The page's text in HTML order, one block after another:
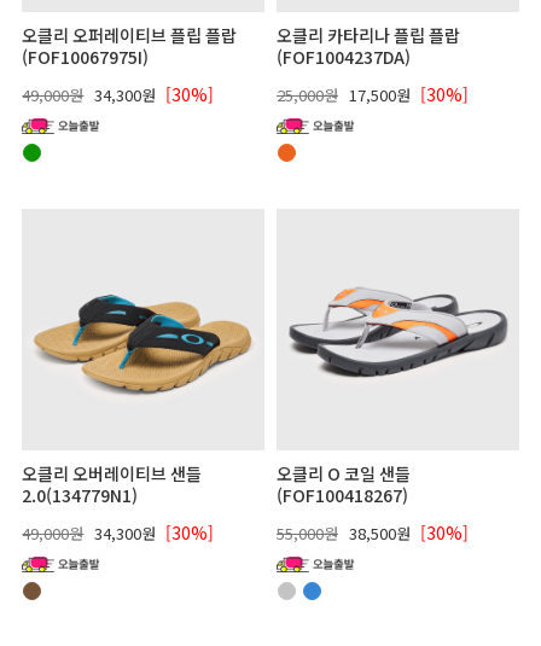
오클리 오퍼레이티브 플립 플랍
(FOF10067975I)
49,000원 34,300원 [30%]
오클리 카타리나 플립 플랍
(FOF1004237DA)
25,000원 17,500원 [30%]
오클리 오버레이티브 샌들
2.0(134779N1)
49,000원 34,300원 [30%]
오클리 O 코일 샌들
(FOF100418267)
55,000원 38,500원 [30%]